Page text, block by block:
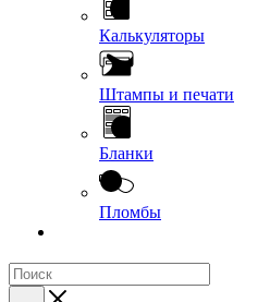
Калькуляторы
Штампы и печати
Бланки
Пломбы